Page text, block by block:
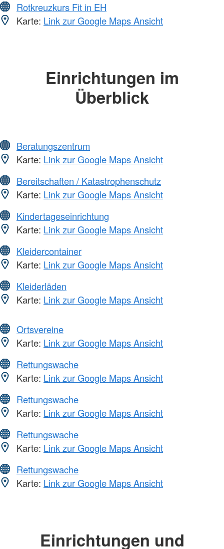
Rotkreuzkurs Fit in EH
Karte: Link zur Google Maps Ansicht
Einrichtungen im
Überblick
Beratungszentrum
Karte: Link zur Google Maps Ansicht
Bereitschaften / Katastrophenschutz
Karte: Link zur Google Maps Ansicht
Kindertageseinrichtung
Karte: Link zur Google Maps Ansicht
Kleidercontainer
Karte: Link zur Google Maps Ansicht
Kleiderläden
Karte: Link zur Google Maps Ansicht
Ortsvereine
Karte: Link zur Google Maps Ansicht
Rettungswache
Karte: Link zur Google Maps Ansicht
Rettungswache
Karte: Link zur Google Maps Ansicht
Rettungswache
Karte: Link zur Google Maps Ansicht
Rettungswache
Karte: Link zur Google Maps Ansicht
Einrichtungen und